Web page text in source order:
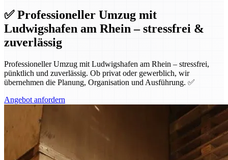
✅ Professioneller Umzug mit
Ludwigshafen am Rhein – stressfrei &
zuverlässig
Professioneller Umzug mit Ludwigshafen am Rhein – stressfrei,
pünktlich und zuverlässig. Ob privat oder gewerblich, wir
übernehmen die Planung, Organisation und Ausführung. ✅
Angebot anfordern